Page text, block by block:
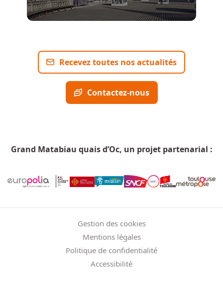
Recevez toutes nos actualités
Contactez-nous
Grand Matabiau quais d’Oc, un projet partenarial :
Gestion des cookies
Mentions légales
Politique de confidentialité
Accessibilité